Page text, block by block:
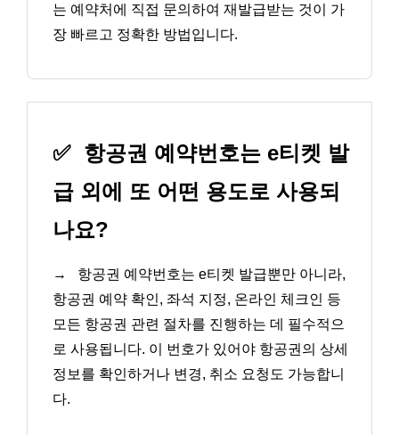
는 예약처에 직접 문의하여 재발급받는 것이 가
장 빠르고 정확한 방법입니다.
✅ 항공권 예약번호는 e티켓 발
급 외에 또 어떤 용도로 사용되
나요?
→
항공권 예약번호는 e티켓 발급뿐만 아니라,
항공권 예약 확인, 좌석 지정, 온라인 체크인 등
모든 항공권 관련 절차를 진행하는 데 필수적으
로 사용됩니다. 이 번호가 있어야 항공권의 상세
정보를 확인하거나 변경, 취소 요청도 가능합니
다.